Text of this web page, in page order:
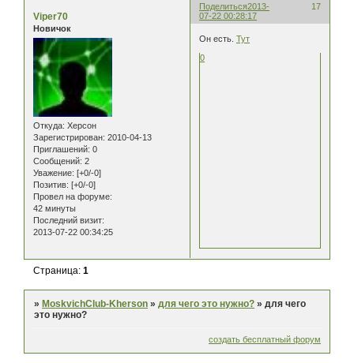
Поделиться 17
2013-
07-22 00:28:17
Viper70
Новичок
Откуда: Херсон
Зарегистрирован: 2010-04-13
Приглашений: 0
Сообщений: 2
Уважение: [+0/-0]
Позитив: [+0/-0]
Провел на форуме:
42 минуты
Последний визит:
2013-07-22 00:34:25
Он есть.Тут
0
Страница:1
» MoskvichClub-Kherson »для чего это нужно? »для чего
это нужно?
создать бесплатный форум